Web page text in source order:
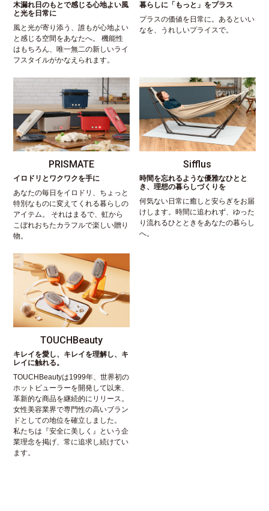
木漏れ日のもとで感じる心地よい風
と光を日常に
風と光が寄り添う、誰もが心地よい
と感じる空間をあなたへ。 機能性
はもちろん、唯一無二の新しいライ
フスタイルがかなえられます。
暮らしに「もっと」をプラス
プラスの価値を日常に。あるといい
なを、うれしいプライスで。
PRISMATE
イロドリとワクワクを手に
あなたの毎日をイロドリ、ちょっと
特別なものに変えてくれる暮らしの
アイテム。 それはまるで、虹から
こぼれおちたカラフルで楽しい贈り
物。
Sifflus
時間を忘れるような優雅なひとと
き、理想の暮らしづくりを
何気ない日常に癒しと安らぎをお届
けします。時間に追われず、ゆった
り流れるひとときをあなたの暮らし
へ。
TOUCHBeauty
キレイを愛し、キレイを理解し、キ
レイに触れる。
TOUCHBeautyは1999年、世界初の
ホットビューラーを開発して以来、
革新的な商品を継続的にリリース。
女性美容業界で専門性の高いブラン
ドとしての地位を確立しました。
私たちは『安全に美しく』という企
業理念を掲げ、常に追求し続けてい
ます。